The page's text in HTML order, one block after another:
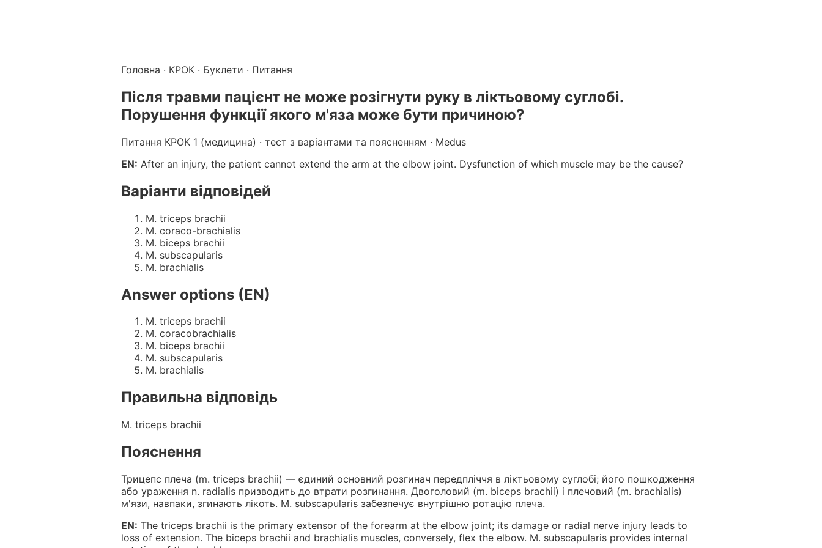
Головна · КРОК · Буклети · Питання
Після травми пацієнт не може розігнути руку в ліктьовому суглобі.
Порушення функції якого м'яза може бути причиною?
Питання КРОК 1 (медицина) · тест з варіантами та поясненням · Medus
EN: After an injury, the patient cannot extend the arm at the elbow joint. Dysfunction of which muscle may be the cause?
Варіанти відповідей
M. triceps brachii
M. coraco-brachialis
M. biceps brachii
M. subscapularis
M. brachialis
Answer options (EN)
M. triceps brachii
M. coracobrachialis
M. biceps brachii
M. subscapularis
M. brachialis
Правильна відповідь
M. triceps brachii
Пояснення
Трицепс плеча (m. triceps brachii) — єдиний основний розгинач передпліччя в ліктьовому суглобі; його пошкодження
або ураження n. radialis призводить до втрати розгинання. Двоголовий (m. biceps brachii) і плечовий (m. brachialis)
м'язи, навпаки, згинають лікоть. M. subscapularis забезпечує внутрішню ротацію плеча.
EN: The triceps brachii is the primary extensor of the forearm at the elbow joint; its damage or radial nerve injury leads to
loss of extension. The biceps brachii and brachialis muscles, conversely, flex the elbow. M. subscapularis provides internal